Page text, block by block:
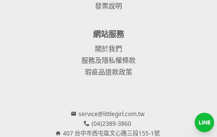
發票說明
網站服務
關於我們
服務及隱私權條款
瑕疵品退款政策
service@littlegirl.com.tw
(04)2389-3860
407 台中市西屯區文心路三段155-1號